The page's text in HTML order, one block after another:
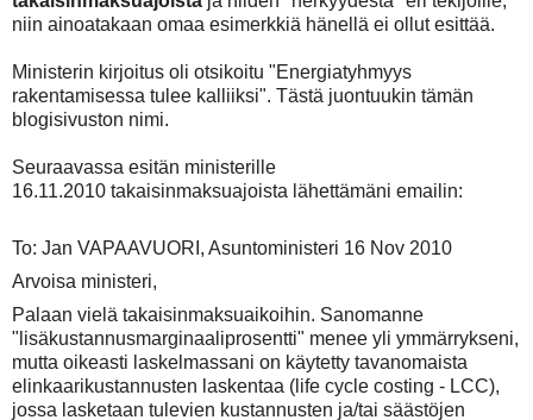
niin ainoatakaan omaa esimerkkiä hänellä ei ollut esittää.
Ministerin kirjoitus oli otsikoitu "Energiatyhmyys
rakentamisessa tulee kalliiksi". Tästä juontuukin tämän
blogisivuston nimi.
Seuraavassa esitän ministerille
16.11.2010 takaisinmaksuajoista lähettämäni emailin:
To: Jan VAPAAVUORI, Asuntoministeri 16 Nov 2010
Arvoisa ministeri,
Palaan vielä takaisinmaksuaikoihin. Sanomanne
"lisäkustannusmarginaaliprosentti" menee yli ymmärrykseni,
mutta oikeasti laskelmassani on käytetty tavanomaista
elinkaarikustannusten laskentaa (life cycle costing - LCC),
jossa lasketaan tulevien kustannusten ja/tai säästöjen